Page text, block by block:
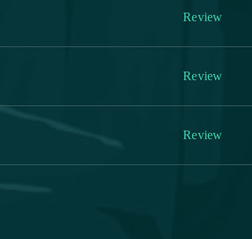
Review
Review
Review